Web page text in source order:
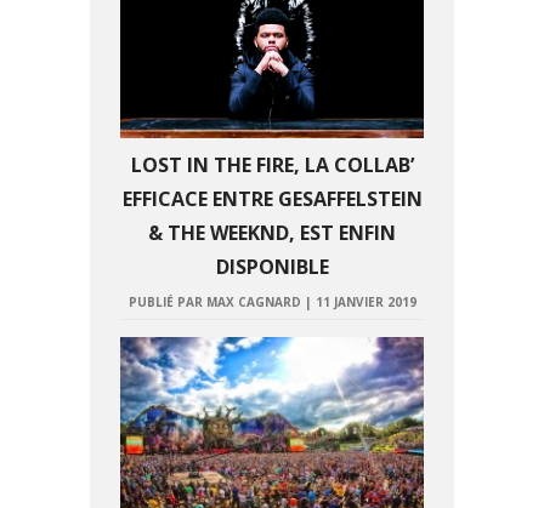
LOST IN THE FIRE, LA COLLAB’
EFFICACE ENTRE GESAFFELSTEIN
& THE WEEKND, EST ENFIN
DISPONIBLE
PUBLIÉ PAR MAX CAGNARD | 11 JANVIER 2019